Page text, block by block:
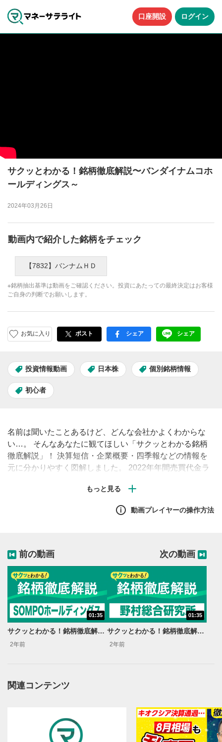
口座開設 ログイン
サクッとわかる！銘柄徹底解説〜バンダイナムコホ
ールディングス～
2024年03月26日
動画内で紹介した銘柄をチェック
【7832】バンナムＨＤ
※銘柄抽出基準は動画をご確認ください。投資にあたっての最終決定はお客様
ご自身の判断でお願いします。
お気に入り ポスト facebook
シェア LINE
シェア
投資情報動画 日本株 個別銘柄情報
初心者
名前は聞いたことあるけど、どんな会社かよくわからな
い…。 そんなあなたに観てほしい「サクッとわかる銘柄
徹底解説」！ 決算短信・企業概要・四季報などの情報を
元に分かりやすく図解しました。 2022年年間売買代金ラ
動画プレイヤーの操作方法
1
動画再生エリア
動画タイトル
前の動画
01:35
サクッとわかる！銘柄徹底解説〜SOMPOホールディングス～
2年前
次の動画
01:35
サクッとわかる！銘柄徹底解説〜野村総合研究所～
2年前
関連コンテンツ